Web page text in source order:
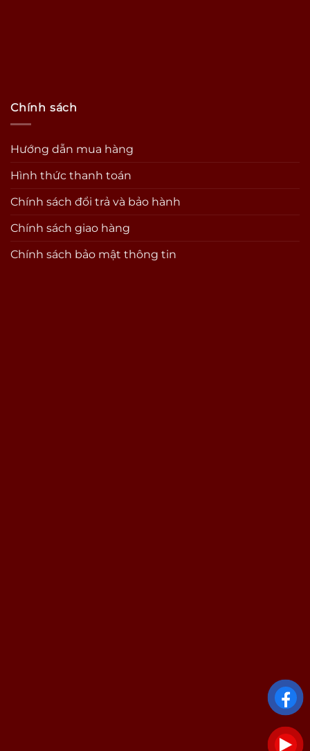
Chính sách
Hướng dẫn mua hàng
Hình thức thanh toán
Chính sách đổi trả và bảo hành
Chính sách giao hàng
Chính sách bảo mật thông tin